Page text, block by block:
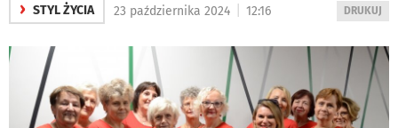
› STYL ŻYCIA
WYDRUKUJ
DRUKUJ
23 października 2024 12:16